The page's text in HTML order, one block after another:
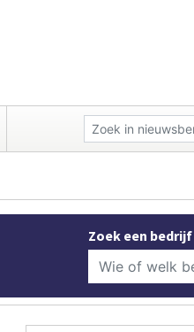
Zoek een